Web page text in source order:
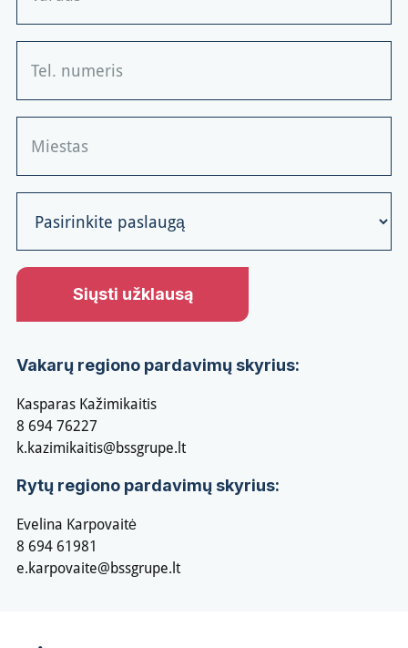
Vakarų regiono pardavimų skyrius:
Kasparas Kažimikaitis
8 694 76227
k.kazimikaitis@bssgrupe.lt
Rytų regiono pardavimų skyrius:
Evelina Karpovaitė
8 694 61981
e.karpovaite@bssgrupe.lt